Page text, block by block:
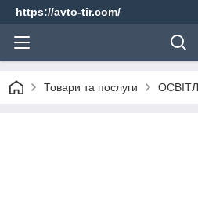
https://avto-tir.com/
Товари та послуги